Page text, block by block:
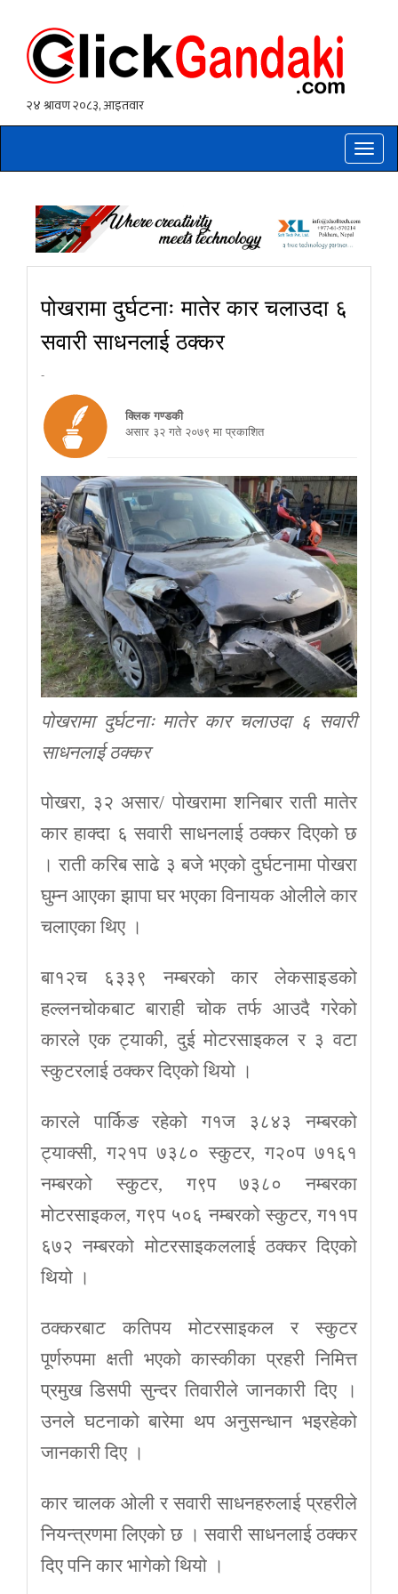
Toggle
पोखरामा दुर्घटनाः मातेर कार चलाउदा ६
सवारी साधनलाई ठक्कर
-
क्लिक गण्डकी
असार ३२ गते २०७९ मा प्रकाशित
पोखरामा दुर्घटनाः मातेर कार चलाउदा ६ सवारी
साधनलाई ठक्कर
पोखरा, ३२ असार/ पोखरामा शनिबार राती मातेर
कार हाक्दा ६ सवारी साधनलाई ठक्कर दिएको छ
। राती करिब साढे ३ बजे भएको दुर्घटनामा पोखरा
घुम्न आएका झापा घर भएका विनायक ओलीले कार
चलाएका थिए ।
बा१२च ६३३९ नम्बरको कार लेकसाइडको
हल्लनचोकबाट बाराही चोक तर्फ आउदै गरेको
कारले एक ट्याकी, दुई मोटरसाइकल र ३ वटा
स्कुटरलाई ठक्कर दिएको थियो ।
कारले पार्किङ रहेको ग१ज ३८४३ नम्बरको
ट्याक्सी, ग२१प ७३८० स्कुटर, ग२०प ७१६१
नम्बरको स्कुटर, ग९प ७३८० नम्बरका
मोटरसाइकल, ग९प ५०६ नम्बरको स्कुटर, ग११प
६७२ नम्बरको मोटरसाइकललाई ठक्कर दिएको
थियो ।
ठक्करबाट कतिपय मोटरसाइकल र स्कुटर
पूर्णरुपमा क्षती भएको कास्कीका प्रहरी निमित्त
प्रमुख डिसपी सुन्दर तिवारीले जानकारी दिए ।
उनले घटनाको बारेमा थप अनुसन्धान भइरहेको
जानकारी दिए ।
कार चालक ओली र सवारी साधनहरुलाई प्रहरीले
नियन्त्रणमा लिएको छ । सवारी साधनलाई ठक्कर
दिए पनि कार भागेको थियो ।